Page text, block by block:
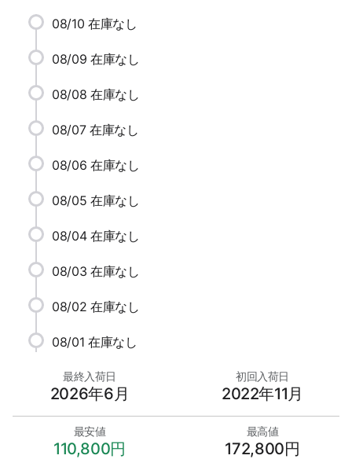
08/10 在庫なし
08/09 在庫なし
08/08 在庫なし
08/07 在庫なし
08/06 在庫なし
08/05 在庫なし
08/04 在庫なし
08/03 在庫なし
08/02 在庫なし
08/01 在庫なし
最終入荷日
2026年6月
初回入荷日
2022年11月
最安値
110,800円
最高値
172,800円